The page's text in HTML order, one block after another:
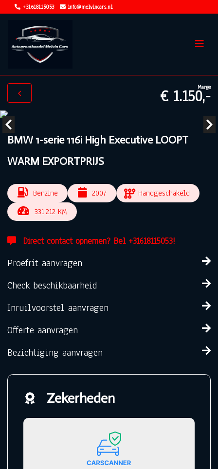
+31618115053 info@melvincars.nl
Marge
€ 1.150,-
BMW 1-serie 116i High Executive LOOPT
WARM EXPORTPRIJS
Benzine 2007
Handgeschakeld
331.212 KM
Direct contact opnemen? Bel +31618115053!
Proefrit aanvragen
Check beschikbaarheid
Inruilvoorstel aanvragen
Offerte aanvragen
Bezichtiging aanvragen
Zekerheden